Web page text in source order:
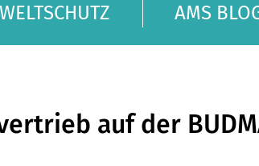
AMS
auf der